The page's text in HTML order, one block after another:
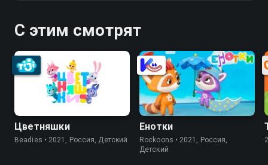
С этим смотрят
Цветняшки
Beadies • 2021, Россия, Детский
Енотки
Rockoons • 2021, Россия,
Детский